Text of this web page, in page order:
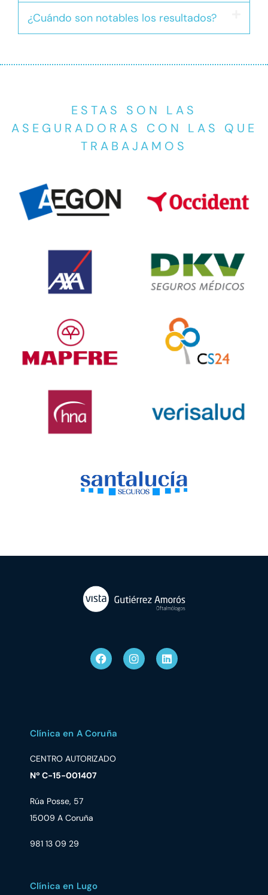
¿Cuándo son notables los resultados?
ESTAS SON LAS
ASEGURADORAS CON LAS QUE
TRABAJAMOS
Clínica en A Coruña
CENTRO AUTORIZADO
Nº C-15-001407
Rúa Posse, 57
15009 A Coruña
981 13 09 29
Clínica en Lugo